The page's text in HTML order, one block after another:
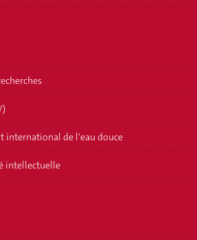
international de l'eau douce
intellectuelle